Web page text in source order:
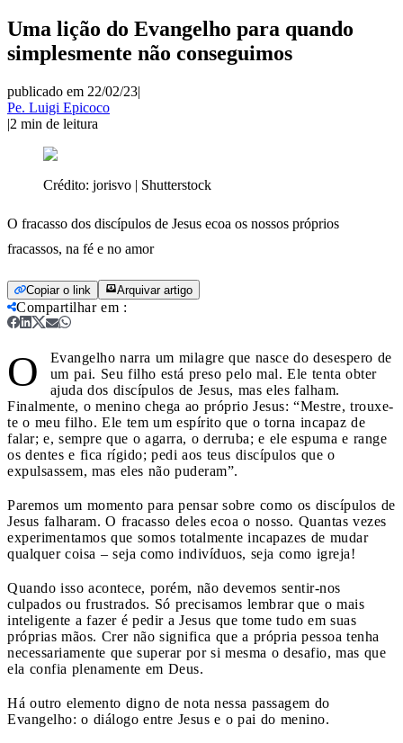
Uma lição do Evangelho para quando
simplesmente não conseguimos
publicado em 22/02/23|
Pe. Luigi Epicoco
|2 min de leitura
Crédito: jorisvo | Shutterstock
O fracasso dos discípulos de Jesus ecoa os nossos próprios
fracassos, na fé e no amor
Copiar o link Arquivar artigo
Compartilhar em :
O
Evangelho narra um milagre que nasce do desespero de
um pai. Seu filho está preso pelo mal. Ele tenta obter
ajuda dos discípulos de Jesus, mas eles falham.
Finalmente, o menino chega ao próprio Jesus: “Mestre, trouxe-
te o meu filho. Ele tem um espírito que o torna incapaz de
falar; e, sempre que o agarra, o derruba; e ele espuma e range
os dentes e fica rígido; pedi aos teus discípulos que o
expulsassem, mas eles não puderam”.
Paremos um momento para pensar sobre como os discípulos de
Jesus falharam. O fracasso deles ecoa o nosso. Quantas vezes
experimentamos que somos totalmente incapazes de mudar
qualquer coisa – seja como indivíduos, seja como igreja!
Quando isso acontece, porém, não devemos sentir-nos
culpados ou frustrados. Só precisamos lembrar que o mais
inteligente a fazer é pedir a Jesus que tome tudo em suas
próprias mãos. Crer não significa que a própria pessoa tenha
necessariamente que superar por si mesma o desafio, mas que
ela confia plenamente em Deus.
Há outro elemento digno de nota nessa passagem do
Evangelho: o diálogo entre Jesus e o pai do menino.